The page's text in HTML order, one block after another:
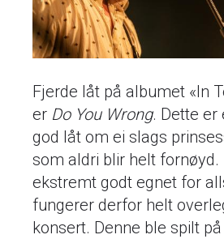
Fjerde låt på albumet «In
er Do You Wrong. Dette er
god låt om ei slags
som aldri blir helt fornøyd.
ekstremt godt egnet for
fungerer derfor helt
konsert. Denne ble spilt